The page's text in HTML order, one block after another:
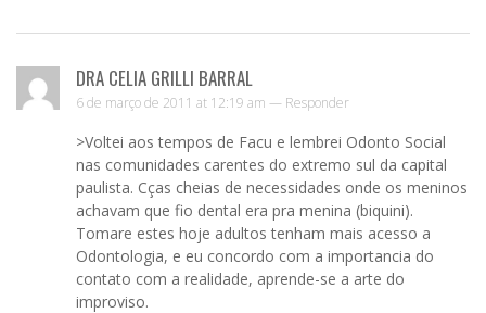
DRA CELIA GRILLI BARRAL
6 de março de 2011 at 12:19 am — Responder
>Voltei aos tempos de Facu e lembrei Odonto Social
nas comunidades carentes do extremo sul da capital
paulista. Cças cheias de necessidades onde os meninos
achavam que fio dental era pra menina (biquini).
Tomare estes hoje adultos tenham mais acesso a
Odontologia, e eu concordo com a importancia do
contato com a realidade, aprende-se a arte do
improviso.